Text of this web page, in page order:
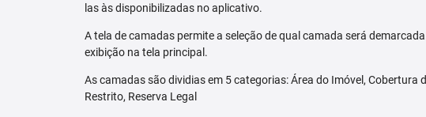
las às disponibilizadas no aplicativo.
A tela de camadas permite a seleção de qual camada será
exibição na tela principal.
As camadas são dividias em 5 categorias: Área do Imóvel, Cobertura
Restrito, Reserva Legal